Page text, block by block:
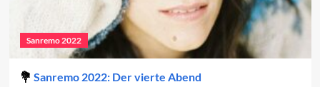
Sanremo 2022
Sanremo 2022: Der vierte Abend